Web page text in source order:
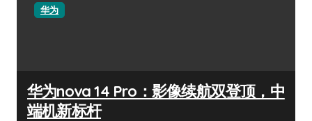
华为
华为nova 14 Pro：影像续航双登顶，中
端机新标杆